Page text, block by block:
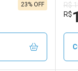
23% OFF
R$
R$